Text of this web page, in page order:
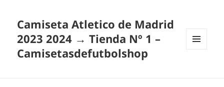
Camiseta Atletico de Madrid
2023 2024 → Tienda Nº 1 –
Camisetasdefutbolshop